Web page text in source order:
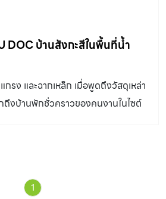
DOC บ้านสังกะสีในพื้นที่น้ำ
กรง และฉากเหล็ก เมื่อพูดถึงวัสดุเหล่า
งบ้านพักชั่วคราวของคนงานในไซต์
1